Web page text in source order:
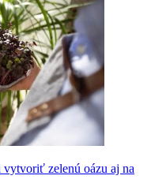
zelenú oázu aj na